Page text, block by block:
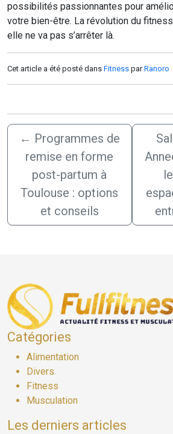
possibilités passionnantes pour
votre bien-être. La révolution du
elle ne va pas s’arrêter là.
Cet article a été posté dans Fitness parRanoro
← Programmes de
remise en forme
post-partum à
Toulouse : options
et conseils
Catégories
Alimentation
Divers
Fitness
Musculation
Les derniers articles